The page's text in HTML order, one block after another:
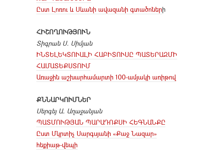
Ըստ Լոռու և Սևանի ավազանի գտածոների
ՀԻՇՈՂՈՒԹՅՈՒՆ
Տիգրան Ս. Սիմյան
ԻՆՏԵԼԵԿՏՈՒԱԼԻ ՀԱԲԻՏՈՒՍԸ ՊԱՏԵՐԱԶՄԻ
ՀԱՄԱՏԵՔՍՏՈՒՄ
Առաջին աշխարհամարտի 100-ամյակի առիթով
ՔՆՆԱՐԿՈՒՄՆԵՐ
Սերգեյ Ա. Աղաջանյան
ՊԱՏՄՈՒԹՅԱՆ ՊԱՐԱԴՈՔՍԻ ՀԵԳՆԱՆՔԸ
Ըստ Մկրտիչ Սարգսյանի «Քաջ Նազար»
հեքիաթ-վեպի